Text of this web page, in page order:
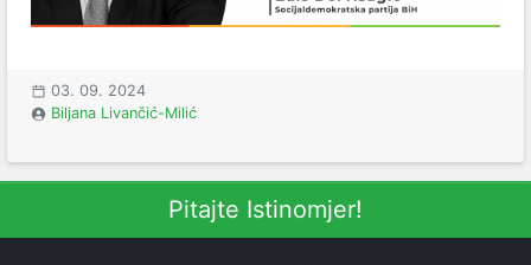
03. 09. 2024
Biljana Livančić-Milić
Pitajte Istinomjer!